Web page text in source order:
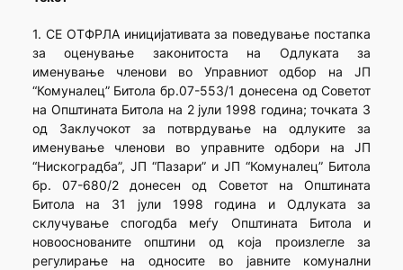
1. СЕ ОТФРЛА иницијативата за поведување постапка
за оценување законитоста на Одлуката за
именување членови во Управниот одбор на ЈП
“Комуналец” Битола бр.07-553/1 донесена од Советот
на Општината Битола на 2 јули 1998 година; точката 3
од Заклучокот за потврдување на одлуките за
именување членови во управните одбори на ЈП
“Нискоградба”, ЈП “Пазари” и ЈП “Комуналец” Битола
бр. 07-680/2 донесен од Советот на Општината
Битола на 31 јули 1998 година и Одлуката за
склучување спогодба меѓу Општината Битола и
новооснованите општини од која произлегле за
регулирање на односите во јавните комунални